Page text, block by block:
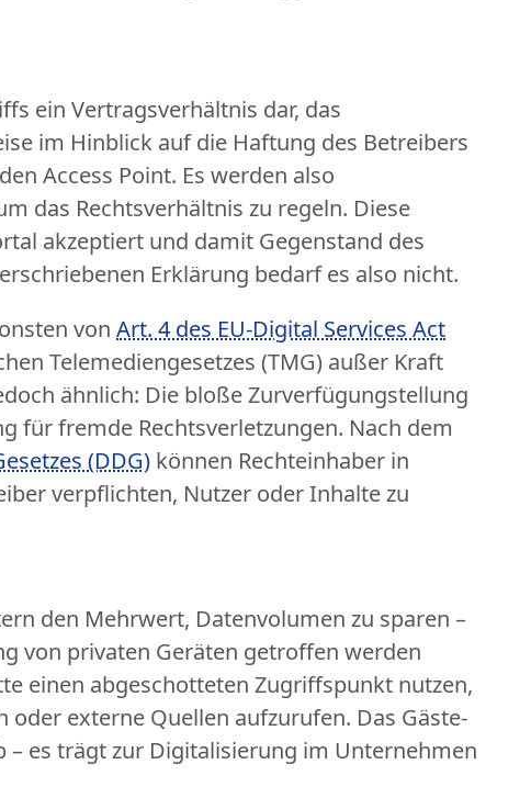
ein Vertragsverhältnis dar, das
im Hinblick auf die Haftung des Betreibers
Access Point. Es werden also
das Rechtsverhältnis zu regeln. Diese
akzeptiert und damit Gegenstand des
Erklärung bedarf es also nicht.
vonArt. 4 des EU-Digital Services Act
Telemediengesetzes (TMG) außer Kraft
ähnlich: Die bloße Zurverfügungstellung
für fremde Rechtsverletzungen. Nach dem
(DDG) können Rechteinhaber in
verpflichten, Nutzer oder Inhalte zu
den Mehrwert, Datenvolumen zu sparen –
von privaten Geräten getroffen werden
einen abgeschotteten Zugriffspunkt nutzen,
externe Quellen aufzurufen. Das Gäste-
es trägt zur Digitalisierung im Unternehmen